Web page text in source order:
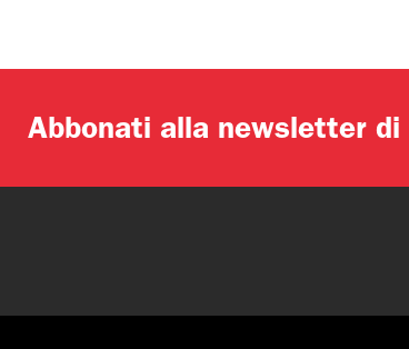
Abbonati alla newsletter di